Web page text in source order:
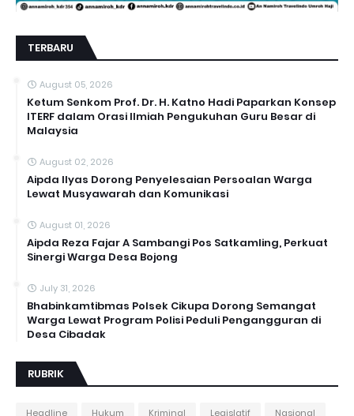
TERBARU
August 05, 2026
Ketum Senkom Prof. Dr. H. Katno Hadi Paparkan Konsep
ITERF dalam Orasi Ilmiah Pengukuhan Guru Besar di
Malaysia
August 02, 2026
Aipda Ilyas Dorong Penyelesaian Persoalan Warga
Lewat Musyawarah dan Komunikasi
August 01, 2026
Aipda Reza Fajar A Sambangi Pos Satkamling, Perkuat
Sinergi Warga Desa Bojong
July 31, 2026
Bhabinkamtibmas Polsek Cikupa Dorong Semangat
Warga Lewat Program Polisi Peduli Pengangguran di
Desa Cibadak
RUBRIK
Headline Hukum Kriminal Legislatif Nasional